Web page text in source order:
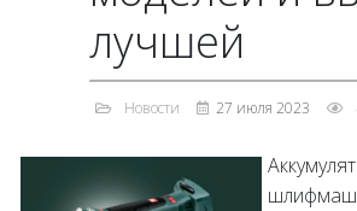
лучшей
Новости 27 июля 2023